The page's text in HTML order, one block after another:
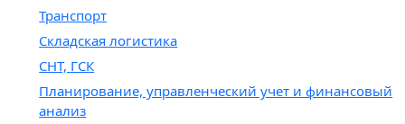
Транспорт
Складская логистика
СНТ, ГСК
Планирование, управленческий учет и финансовый
анализ